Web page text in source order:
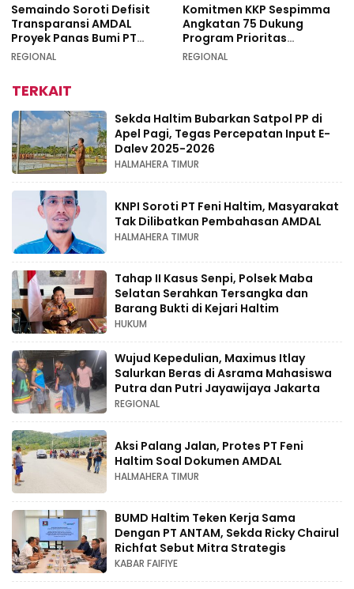
Semaindo Soroti Defisit
Transparansi AMDAL
Proyek Panas Bumi PT
Geodipa Energi di
REGIONAL
Komitmen KKP Sespimma
Angkatan 75 Dukung
Program Prioritas
Swasembada Pangan
REGIONAL
TERKAIT
Sekda Haltim Bubarkan Satpol PP di
Apel Pagi, Tegas Percepatan Input E-
Dalev 2025-2026
HALMAHERA TIMUR
KNPI Soroti PT Feni Haltim, Masyarakat
Tak Dilibatkan Pembahasan AMDAL
HALMAHERA TIMUR
Tahap II Kasus Senpi, Polsek Maba
Selatan Serahkan Tersangka dan
Barang Bukti di Kejari Haltim
HUKUM
Wujud Kepedulian, Maximus Itlay
Salurkan Beras di Asrama Mahasiswa
Putra dan Putri Jayawijaya Jakarta
REGIONAL
Aksi Palang Jalan, Protes PT Feni
Haltim Soal Dokumen AMDAL
HALMAHERA TIMUR
BUMD Haltim Teken Kerja Sama
Dengan PT ANTAM, Sekda Ricky Chairul
Richfat Sebut Mitra Strategis
KABAR FAIFIYE